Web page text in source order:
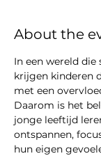
About the
In een wereld die
krijgen kinderen
met een
Daarom is het
jonge leeftijd
ontspannen,
hun eigen